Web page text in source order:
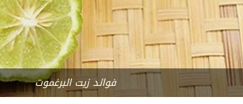
فوائد زيت البرغموت